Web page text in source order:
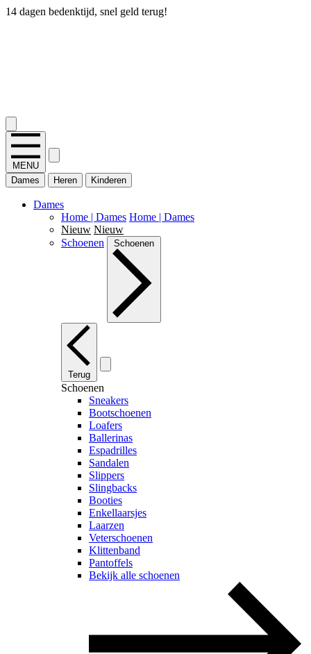
14 dagen bedenktijd, snel geld terug!
MENU
Dames
Heren Kinderen
Dames
Home | Dames Home | Dames
Nieuw Nieuw
Schoenen
Schoenen
Terug
Schoenen
Sneakers
Bootschoenen
Loafers
Ballerinas
Espadrilles
Sandalen
Slippers
Slingbacks
Booties
Enkellaarsjes
Laarzen
Veterschoenen
Klittenband
Pantoffels
Bekijk alle schoenen